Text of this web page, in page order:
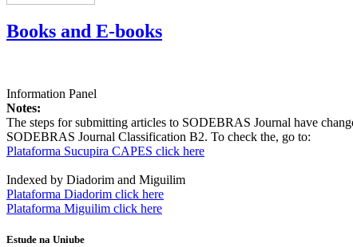
Books and E-books
Information Panel
Notes:
The steps for submitting articles to SODEBRAS Journal have
SODEBRAS Journal Classification B2. To check the, go to:
Plataforma Sucupira CAPES click here
Indexed by Diadorim and Miguilim
Plataforma Diadorim click here
Plataforma Miguilim click here
Estude na Uniube